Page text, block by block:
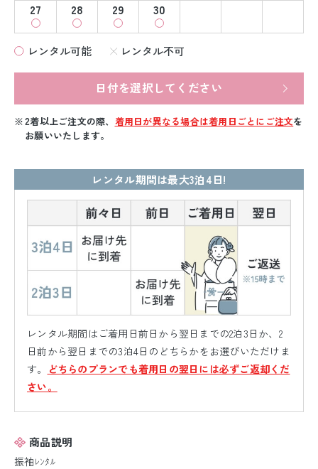
27
28 29 30
レンタル可能 レンタル不可
日付を選択してください
2着以上ご注文の際、 着用日が異なる場合は着用日ごとにご注文を
お願いいたします。
レンタル期間は最大3泊4日!
レンタル期間はご着用日前日から翌日までの2泊3日か、2
日前から翌日までの3泊4日のどちらかをお選びいただけま
す。
どちらのプランでも着用日の翌日には必ずご返却くだ
さい。
商品説明
振袖ﾚﾝﾀﾙ